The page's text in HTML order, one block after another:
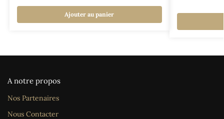
Ajouter au panier
A notre propos
Nos Partenaires
Nous Contacter